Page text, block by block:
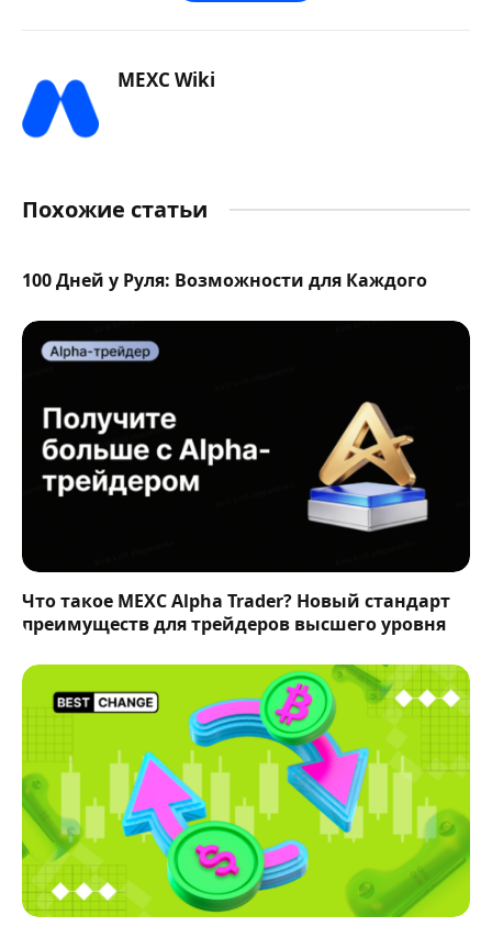
MEXC Wiki
Похожие статьи
100 Дней у Руля: Возможности для Каждого
Что такое MEXC Alpha Trader? Новый стандарт
преимуществ для трейдеров высшего уровня